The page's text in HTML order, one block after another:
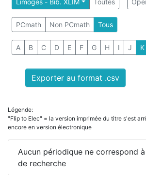
Limoges - Bib. XLIM Toutes
PCmath Non PCmath Tous
A B C D E F G H I J K
Exporter au format .csv
Légende:
"Flip to Elec" = la version imprimée du titre s'est
encore en version électronique
Aucun périodique ne correspond
de recherche